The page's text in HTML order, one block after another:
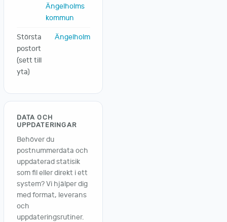
Ängelholms
kommun
Största
postort
(sett till
yta)
Ängelholm
DATA OCH
UPPDATERINGAR
Behöver du
postnummerdata och
uppdaterad statisik
som fil eller direkt i ett
system? Vi hjälper dig
med format, leverans
och
uppdateringsrutiner.